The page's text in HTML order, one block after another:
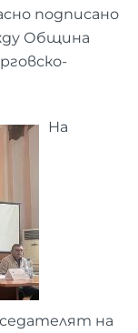
подписано
Община
На
на